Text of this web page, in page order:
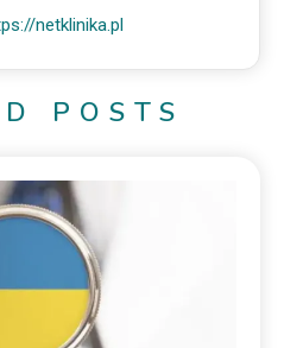
netklinika.pl
POSTS